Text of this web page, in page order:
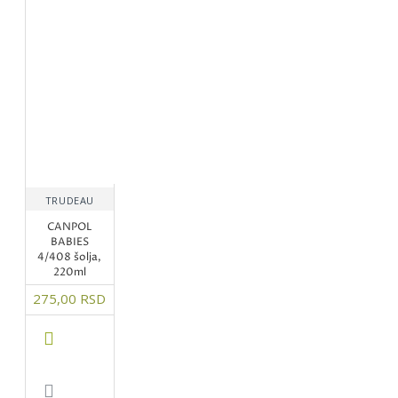
TRUDEAU
CANPOL
BABIES
4/408 šolja,
220ml
275,00 RSD